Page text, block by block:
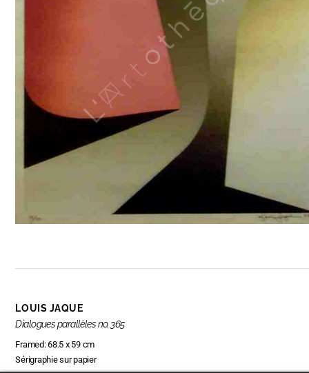
LOUIS JAQUE
Dialogues parallèles no. 365
Framed: 68.5 x 59 cm
Sérigraphie sur papier